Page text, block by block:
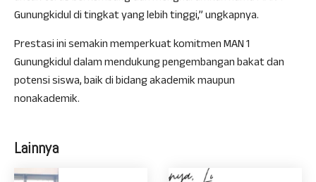
Gunungkidul di tingkat yang lebih tinggi,” ungkapnya.
Prestasi ini semakin memperkuat komitmen MAN 1
Gunungkidul dalam mendukung pengembangan bakat dan
potensi siswa, baik di bidang akademik maupun
nonakademik.
Lainnya